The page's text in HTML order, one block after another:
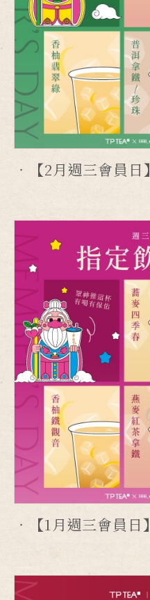
【2月週三會員日】
【1月週三會員日】